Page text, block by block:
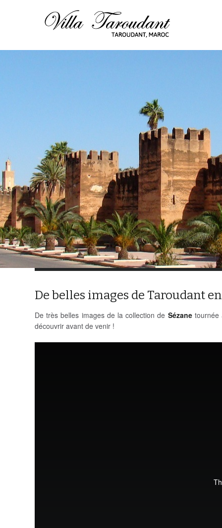
De belles images de Taroudant
De très belles images de la collection de Sézanetournée
découvrir avant de venir !